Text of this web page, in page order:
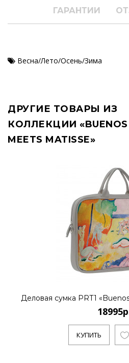
ГАРАНТИИ
Весна/Лето/Осень/Зима
ДРУГИЕ ТОВАРЫ ИЗ
КОЛЛЕКЦИИ «BUENOS
MEETS MATISSE»
Деловая сумка PRT1
КУПИТЬ